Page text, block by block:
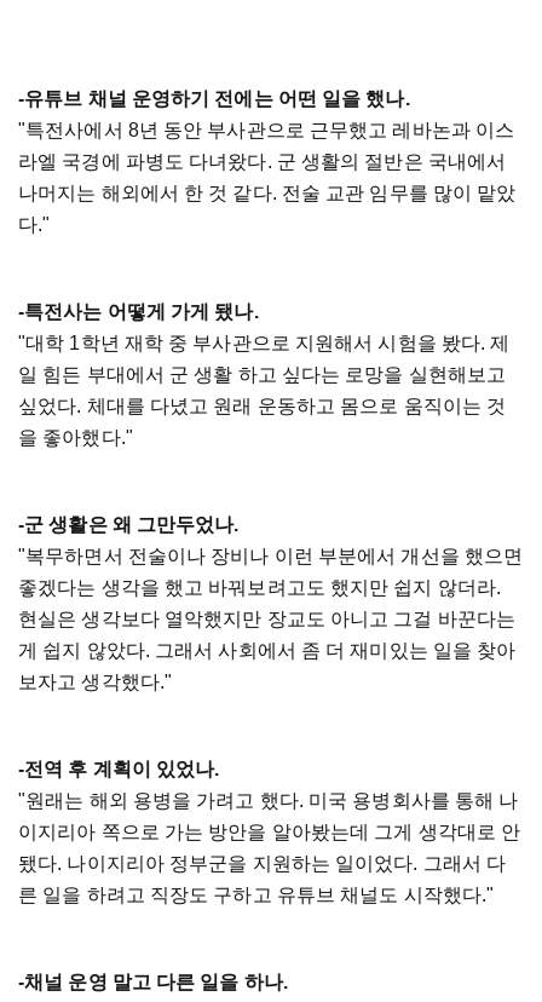
-유튜브 채널 운영하기 전에는 어떤 일을 했나.
"특전사에서 8년 동안 부사관으로 근무했고 레바논과 이스
라엘 국경에 파병도 다녀왔다. 군 생활의 절반은 국내에서
나머지는 해외에서 한 것 같다. 전술 교관 임무를 많이 맡았
다."
-특전사는 어떻게 가게 됐나.
"대학 1학년 재학 중 부사관으로 지원해서 시험을 봤다. 제
일 힘든 부대에서 군 생활 하고 싶다는 로망을 실현해보고
싶었다. 체대를 다녔고 원래 운동하고 몸으로 움직이는 것
을 좋아했다."
-군 생활은 왜 그만두었나.
"복무하면서 전술이나 장비나 이런 부분에서 개선을 했으면
좋겠다는 생각을 했고 바꿔보려고도 했지만 쉽지 않더라.
현실은 생각보다 열악했지만 장교도 아니고 그걸 바꾼다는
게 쉽지 않았다. 그래서 사회에서 좀 더 재미있는 일을 찾아
보자고 생각했다."
-전역 후 계획이 있었나.
"원래는 해외 용병을 가려고 했다. 미국 용병회사를 통해 나
이지리아 쪽으로 가는 방안을 알아봤는데 그게 생각대로 안
됐다. 나이지리아 정부군을 지원하는 일이었다. 그래서 다
른 일을 하려고 직장도 구하고 유튜브 채널도 시작했다."
-채널 운영 말고 다른 일을 하나.